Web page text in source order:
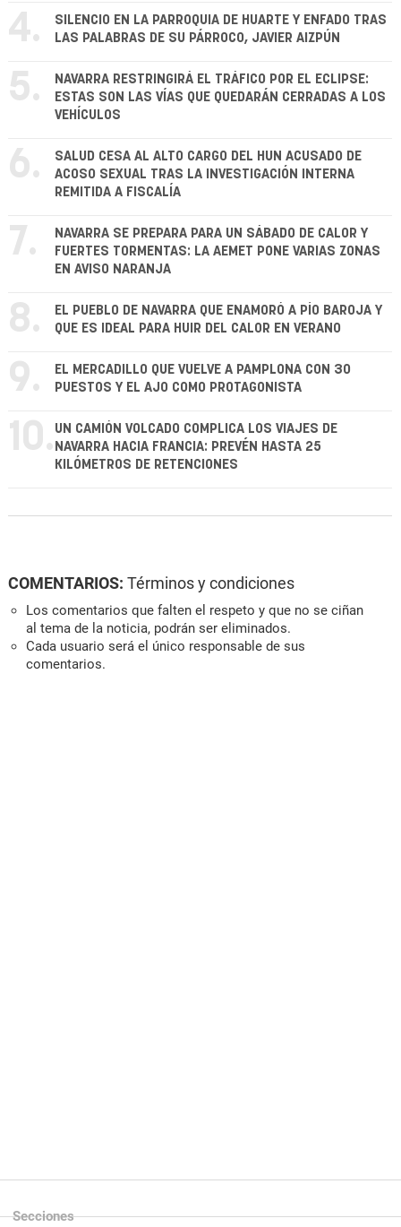
4.
SILENCIO EN LA PARROQUIA DE HUARTE Y ENFADO TRAS
LAS PALABRAS DE SU PÁRROCO, JAVIER AIZPÚN
5.
NAVARRA RESTRINGIRÁ EL TRÁFICO POR EL ECLIPSE:
ESTAS SON LAS VÍAS QUE QUEDARÁN CERRADAS A LOS
VEHÍCULOS
6.
SALUD CESA AL ALTO CARGO DEL HUN ACUSADO DE
ACOSO SEXUAL TRAS LA INVESTIGACIÓN INTERNA
REMITIDA A FISCALÍA
7.
NAVARRA SE PREPARA PARA UN SÁBADO DE CALOR Y
FUERTES TORMENTAS: LA AEMET PONE VARIAS ZONAS
EN AVISO NARANJA
8.
EL PUEBLO DE NAVARRA QUE ENAMORÓ A PÍO BAROJA Y
QUE ES IDEAL PARA HUIR DEL CALOR EN VERANO
9.
EL MERCADILLO QUE VUELVE A PAMPLONA CON 30
PUESTOS Y EL AJO COMO PROTAGONISTA
10. UN CAMIÓN VOLCADO COMPLICA LOS VIAJES DE
NAVARRA HACIA FRANCIA: PREVÉN HASTA 25
KILÓMETROS DE RETENCIONES
COMENTARIOS: Términos y condiciones
Los comentarios que falten el respeto y que no se ciñan
al tema de la noticia, podrán ser eliminados.
Cada usuario será el único responsable de sus
comentarios.
Secciones